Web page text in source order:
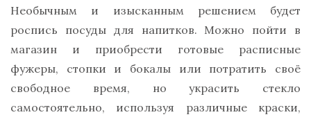
Необычным и изысканным решением будет
роспись посуды для напитков. Можно пойти в
магазин и приобрести готовые расписные
фужеры, стопки и бокалы или потратить своё
свободное время, но украсить стекло
самостоятельно, используя различные краски,